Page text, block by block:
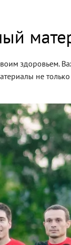
здоровьем.
не